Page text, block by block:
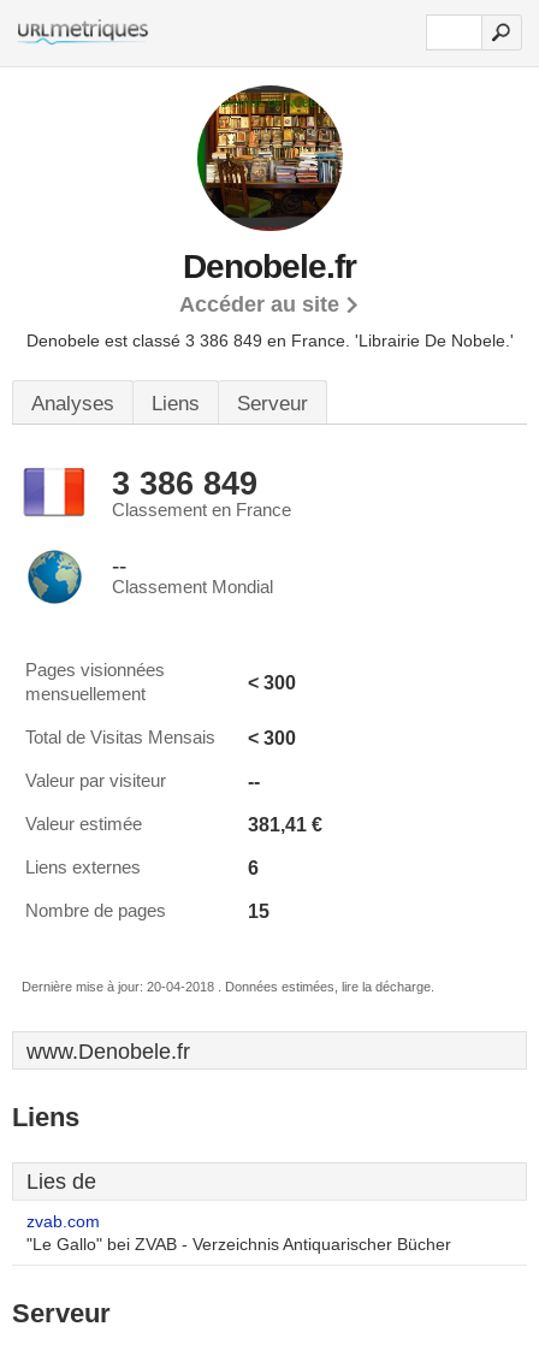
Denobele.fr
Accéder au site
Denobele est classé 3 386 849 en France. 'Librairie De Nobele.'
Analyses Liens Serveur
3 386 849
Classement en France
--
Classement Mondial
Pages visionnées
mensuellement
< 300
Total de Visitas Mensais < 300
Valeur par visiteur --
Valeur estimée 381,41 €
Liens externes 6
Nombre de pages 15
Dernière mise à jour: 20-04-2018 . Données estimées, lire la décharge.
www.Denobele.fr
Liens
Lies de
zvab.com
"Le Gallo" bei ZVAB - Verzeichnis Antiquarischer Bücher
Serveur